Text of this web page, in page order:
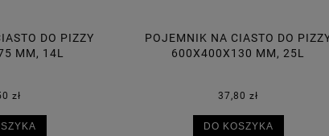
CIASTO DO PIZZY
MM, 25L
37,80 zł
KOSZYKA
POJEMNIK NA CIASTO DO
600X400X95 MM, 18L
34,70 zł
DO KOSZYKA